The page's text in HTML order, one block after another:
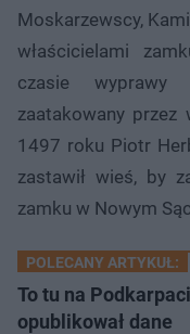
Moskarzewscy,
właścicielami
czasie wyprawy
zaatakowany
1497 roku Piotr
zastawił wieś, by
zamku w Nowym
POLECANY ARTYKUŁ:
To tu na
opublikował dane